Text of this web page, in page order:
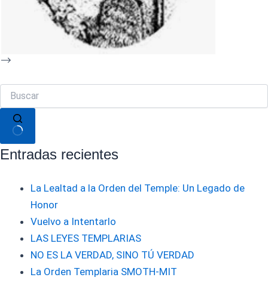
Sin
Entradas recientes
La Lealtad a la Orden del Temple: Un Legado de
Honor
Vuelvo a Intentarlo
LAS LEYES TEMPLARIAS
NO ES LA VERDAD, SINO TÚ VERDAD
La Orden Templaria SMOTH-MIT